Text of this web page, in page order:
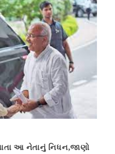
આ નેતાનું નિધન,જાણો